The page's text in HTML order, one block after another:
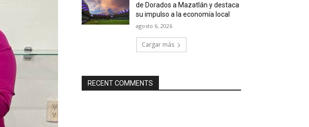
de Dorados a Mazatlán y destaca
su impulso a la economía local
agosto 6, 2026
Cargar más
RECENT COMMENTS